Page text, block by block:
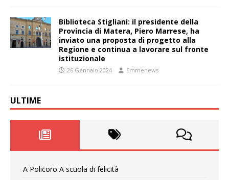
Biblioteca Stigliani: il presidente della
Provincia di Matera, Piero Marrese, ha
inviato una proposta di progetto alla
Regione e continua a lavorare sul fronte
istituzionale
26 Gennaio 2024 Emmenews
ULTIME
A Policoro A scuola di felicità